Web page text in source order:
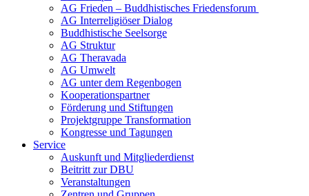
AG Frieden – Buddhistisches Friedensforum
AG Interreligiöser Dialog
Buddhistische Seelsorge
AG Struktur
AG Theravada
AG Umwelt
AG unter dem Regenbogen
Kooperationspartner
Förderung und Stiftungen
Projektgruppe Transformation
Kongresse und Tagungen
Service
Auskunft und Mitgliederdienst
Beitritt zur DBU
Veranstaltungen